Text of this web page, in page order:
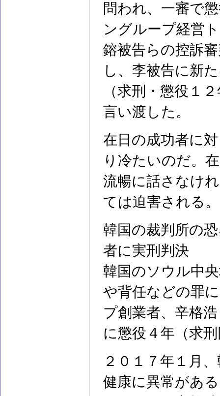
問われ、一審で
ングループ経営
鎔被告らの控訴
し、李被告に新
（求刑・懲役１
言い渡した。
在日の成功者に
り冷たいのだ。
流暢に話さなけ
ては迫害される。
韓国の裁判所の
者に実刑判決
韓国のソウル中
や背任などの罪
プ創業者、辛格
に懲役４年（求
２０１７年１月
健康に異常があ